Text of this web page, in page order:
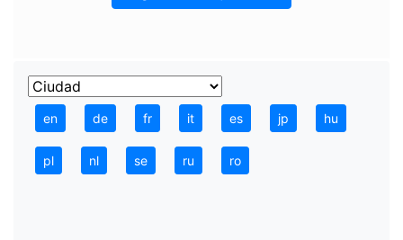
en de fr it es jp hu
pl nl se ru ro